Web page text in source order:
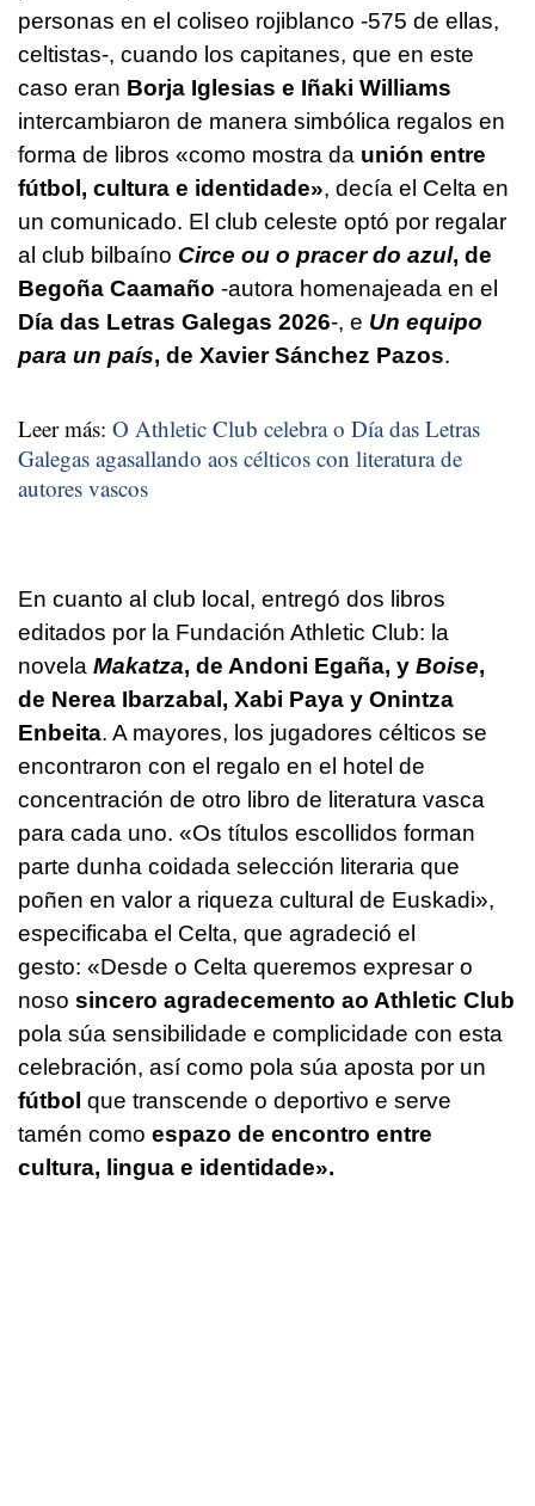
personas en el coliseo rojiblanco -575 de ellas,
celtistas-, cuando los capitanes, que en este
caso eran Borja Iglesias e Iñaki Williams
intercambiaron de manera simbólica regalos en
forma de libros «como mostra da unión entre
fútbol, cultura e identidade», decía el Celta en
un comunicado. El club celeste optó por regalar
al club bilbaíno Circe ou o pracer do azul, de
Begoña Caamaño -autora homenajeada en el
Día das Letras Galegas 2026-, e Un equipo
para un país, de Xavier Sánchez Pazos.
Leer más: O Athletic Club celebra o Día das Letras
Galegas agasallando aos célticos con literatura de
autores vascos
En cuanto al club local, entregó dos libros
editados por la Fundación Athletic Club: la
novela Makatza, de Andoni Egaña, y Boise,
de Nerea Ibarzabal, Xabi Paya y Onintza
Enbeita. A mayores, los jugadores célticos se
encontraron con el regalo en el hotel de
concentración de otro libro de literatura vasca
para cada uno. «Os títulos escollidos forman
parte dunha coidada selección literaria que
poñen en valor a riqueza cultural de Euskadi»,
especificaba el Celta, que agradeció el
gesto: «Desde o Celta queremos expresar o
noso sincero agradecemento ao Athletic Club
pola súa sensibilidade e complicidade con esta
celebración, así como pola súa aposta por un
fútbol que transcende o deportivo e serve
tamén como espazo de encontro entre
cultura, lingua e identidade».